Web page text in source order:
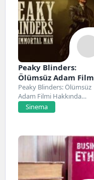
Peaky Blinders:
Ölümsüz Adam Film
Konusu, Oyuncuları
ve İnceleme
Peaky Blinders: Ölümsüz
Adam Filmi Hakkında
Netflix’te 20 Mart 2026...
Sinema